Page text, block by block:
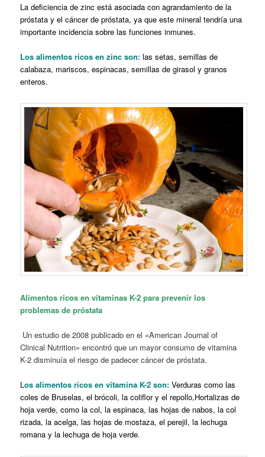
La deficiencia de zinc está asociada con agrandamiento de la
próstata y el cáncer de próstata, ya que este mineral tendría una
importante incidencia sobre las funciones inmunes.
Los alimentos ricos en zinc son: las setas, semillas de
calabaza, mariscos, espinacas, semillas de girasol y granos
enteros.
Alimentos ricos en vitaminas K-2 para prevenir los
problemas de próstata
Un estudio de 2008 publicado en el «American Journal of
Clinical Nutrition» encontró que un mayor consumo de vitamina
K-2 disminuía el riesgo de padecer cáncer de próstata.
Los alimentos ricos en vitamina K-2 son: Verduras como las
coles de Bruselas, el brócoli, la coliflor y el repollo,Hortalizas de
hoja verde, como la col, la espinaca, las hojas de nabos, la col
rizada, la acelga, las hojas de mostaza, el perejil, la lechuga
romana y la lechuga de hoja verde.